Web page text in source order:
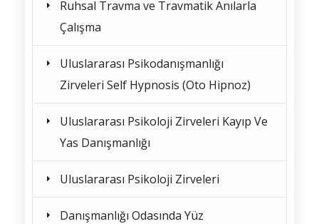
Ruhsal Travma ve Travmatik Anılarla
Çalışma
Uluslararası Psikodanışmanlığı
Zirveleri Self Hypnosis (Oto Hipnoz)
Uluslararası Psikoloji Zirveleri Kayıp Ve
Yas Danışmanlığı
Uluslararası Psikoloji Zirveleri
Danışmanlığı Odasında Yüz